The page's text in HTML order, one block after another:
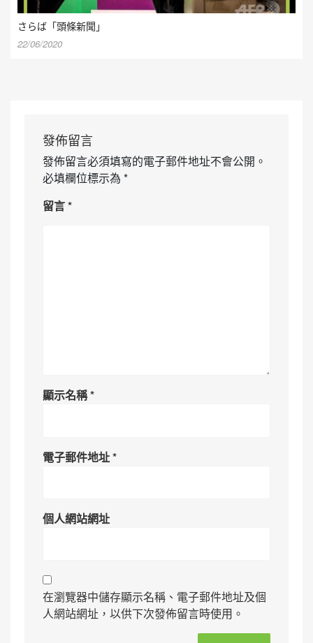
さらば「頭條新聞」
22/06/2020
發佈留言
發佈留言必須填寫的電子郵件地址不會公開。
必填欄位標示為 *
留言*
顯示名稱*
電子郵件地址*
個人網站網址
在瀏覽器中儲存顯示名稱、電子郵件地址及個
人網站網址，以供下次發佈留言時使用。